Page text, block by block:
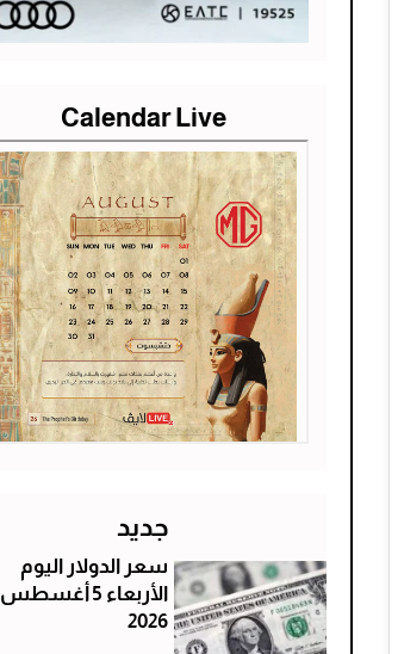
Calendar Live
جديد
سعر الدولار اليوم
الأربعاء 5 أغسطس
2026